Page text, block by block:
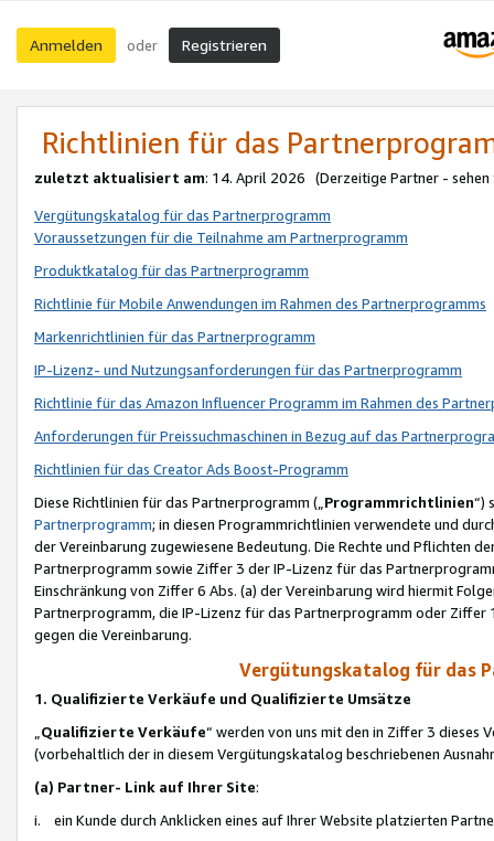
Anmelden oder Registrieren
Richtlinien für das
zuletzt aktualisiert am: 14. April 2026 (Derzeitige Partner - sehen
Vergütungskatalog für das Partnerprogramm
Voraussetzungen für die Teilnahme am Partnerprogramm
Produktkatalog für das Partnerprogramm
Richtlinie für Mobile Anwendungen im Rahmen des Partnerprogramms
Markenrichtlinien für das Partnerprogramm
IP-Lizenz- und Nutzungsanforderungen für das Partnerprogramm
Richtlinie für das Amazon Influencer Programm im Rahmen des
Anforderungen für Preissuchmaschinen in Bezug auf das
Richtlinien für das Creator Ads Boost-Programm
Diese Richtlinien für das Partnerprogramm („Programmrichtlinien“)
Partnerprogramm; in diesen Programmrichtlinien verwendete und
der Vereinbarung zugewiesene Bedeutung. Die Rechte und Pflichten
Partnerprogramm sowie Ziffer 3 der IP-Lizenz für das
Einschränkung von Ziffer 6 Abs. (a) der Vereinbarung wird hiermit
Partnerprogramm, die IP-Lizenz für das Partnerprogramm oder
gegen die Vereinbarung.
Vergütungskatalog für das
1. Qualifizierte Verkäufe und Qualifizierte Umsätze
Qualifizierte Verkäufe“ werden von uns mit den in Ziffer 3
(vorbehaltlich der in diesem Vergütungskatalog beschriebenen
(a) Partner- Link auf Ihrer Site:
i. ein Kunde durch Anklicken eines auf Ihrer Website platzierten